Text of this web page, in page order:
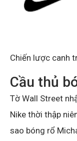
Chiến lược canh
Cầu thủ
Tờ Wall Street
Nike thời thập
sao bóng rổ